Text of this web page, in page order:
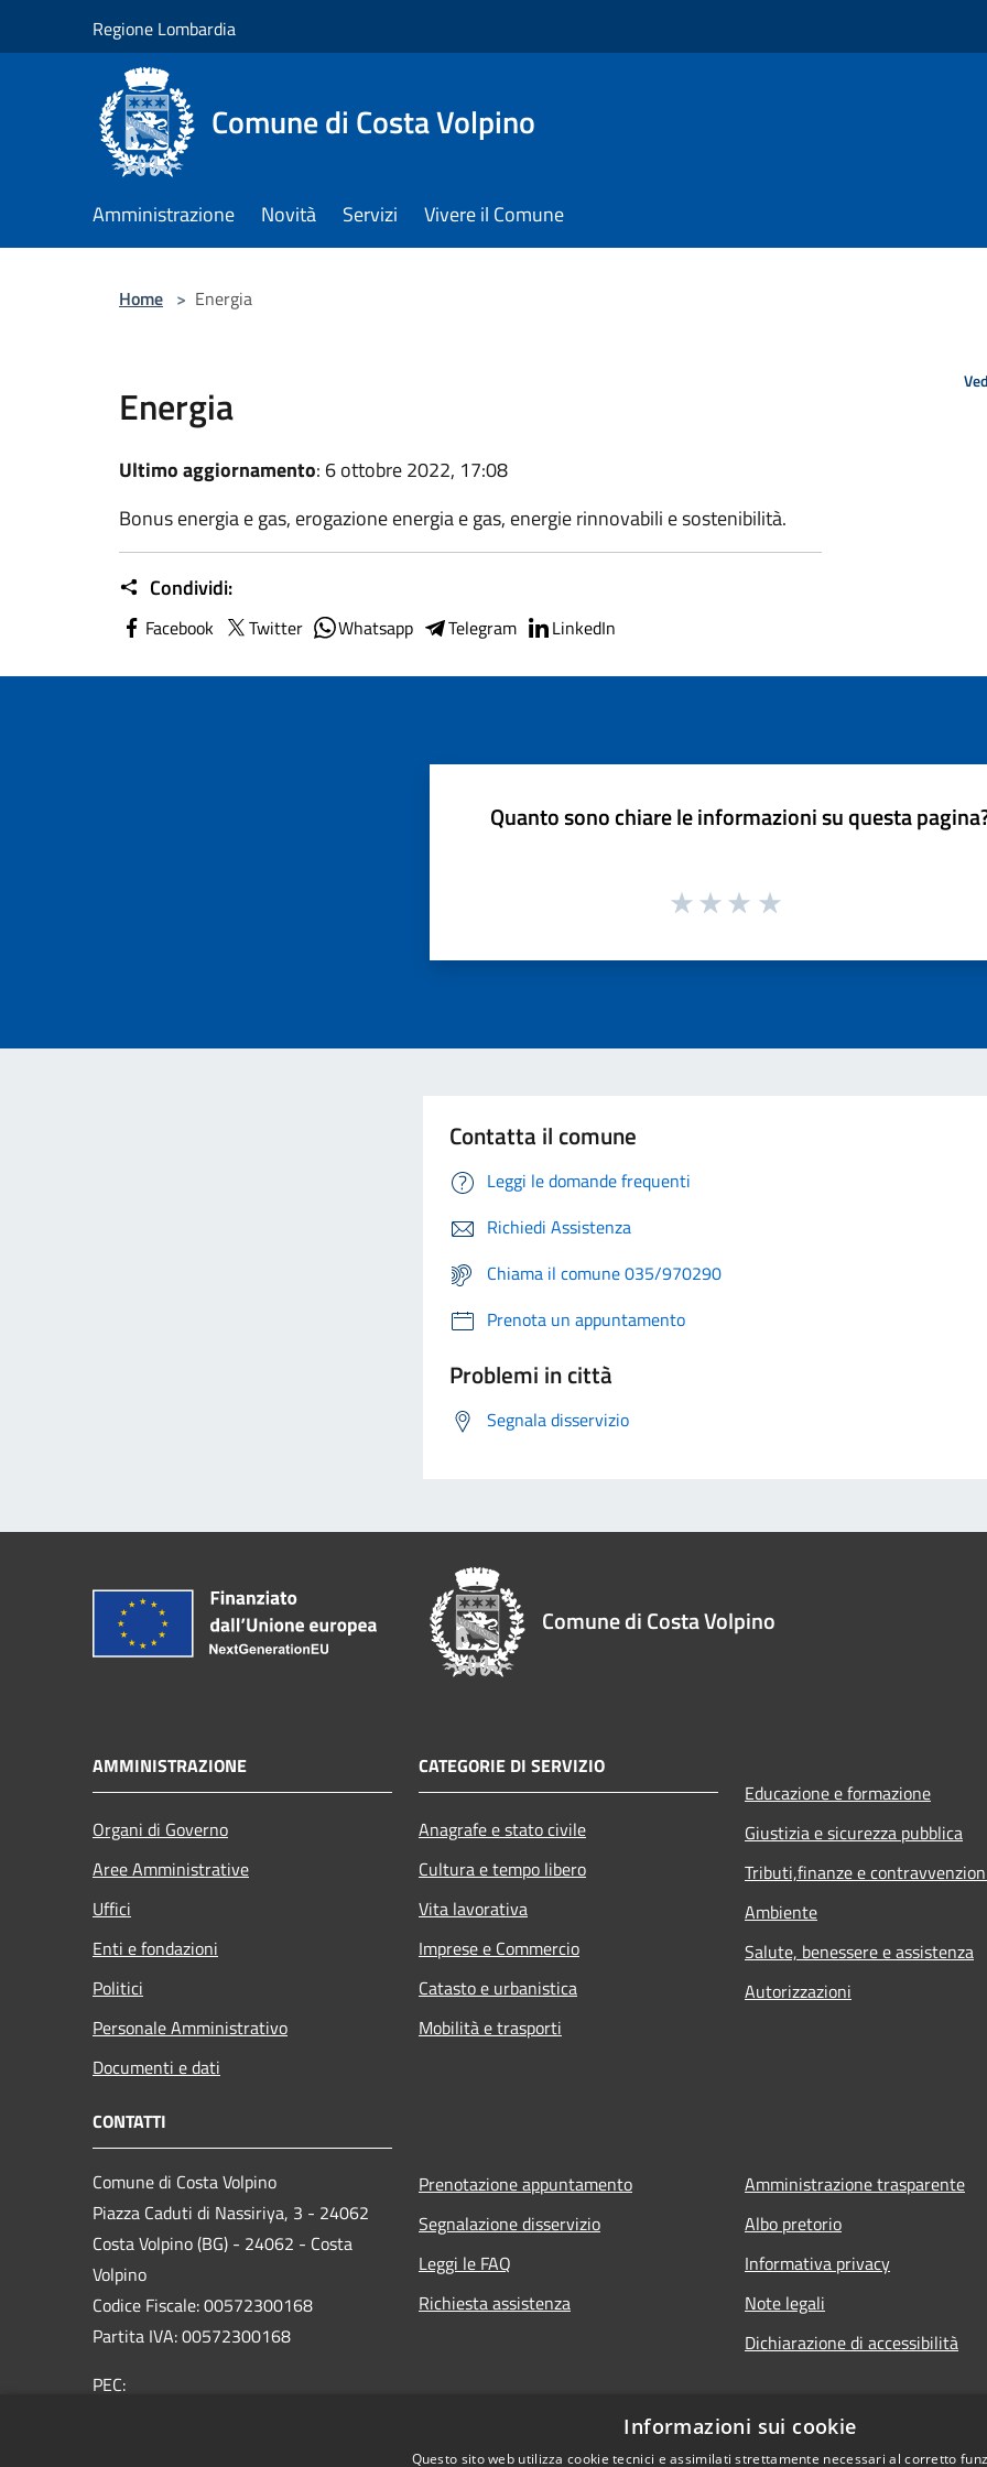
Regione Lombardia
Comune di Costa Volpino
Amministrazione Novità Servizi Vivere il Comune
Home > Energia
Energia
Ultimo aggiornamento: 6 ottobre 2022, 17:08
Bonus energia e gas, erogazione energia e gas, energie rinnovabili e sostenibilità.
Condividi:
Facebook Twitter Whatsapp Telegram LinkedIn
Quanto sono chiare le informazioni su questa
Contatta il comune
Leggi le domande frequenti
Richiedi Assistenza
Chiama il comune 035/970290
Prenota un appuntamento
Problemi in città
Segnala disservizio
Comune di Costa Volpino
AMMINISTRAZIONE
Organi di Governo
Aree Amministrative
Uffici
Enti e fondazioni
Politici
Personale Amministrativo
Documenti e dati
CATEGORIE DI SERVIZIO
Anagrafe e stato civile
Cultura e tempo libero
Vita lavorativa
Imprese e Commercio
Catasto e urbanistica
Mobilità e trasporti
Educazione e formazione
Giustizia e sicurezza pubblica
Tributi,finanze e
Ambiente
Salute, benessere e assistenza
Autorizzazioni
CONTATTI
Comune di Costa Volpino
Piazza Caduti di Nassiriya, 3 - 24062
Costa Volpino (BG) - 24062 - Costa
Volpino
Codice Fiscale: 00572300168
Partita IVA: 00572300168
PEC:
Prenotazione appuntamento
Segnalazione disservizio
Leggi le FAQ
Richiesta assistenza
Amministrazione trasparente
Albo pretorio
Informativa privacy
Note legali
Dichiarazione di accessibilità
Informazioni sui cookie
Questo sito web utilizza cookie tecnici e assimilati strettamente necessari al corretto